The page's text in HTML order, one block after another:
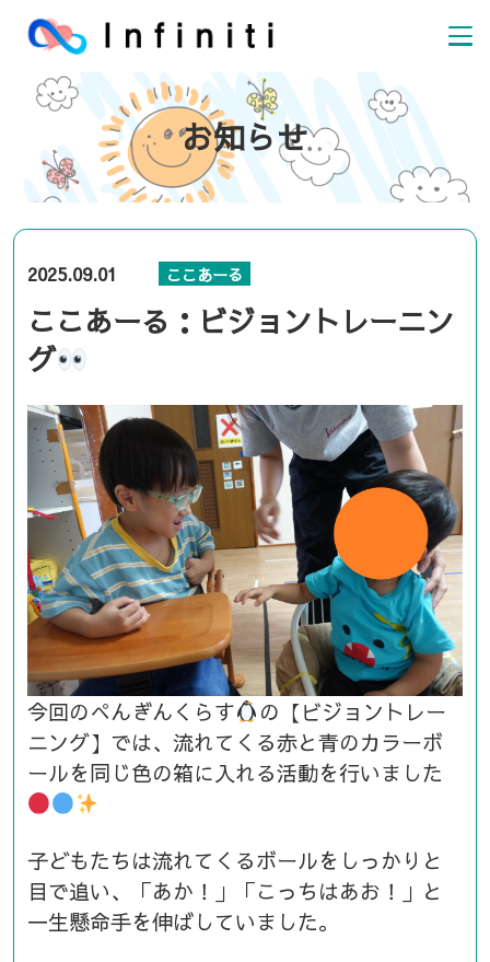
お知らせ
2025.09.01 ここあーる
ここあーる：ビジョントレーニン
グ
今回のぺんぎんくらす
の【ビジョントレー
ニング】では、流れてくる赤と青のカラーボ
ールを同じ色の箱に入れる活動を行いました
子どもたちは流れてくるボールをしっかりと
目で追い、「あか！」「こっちはあお！」と
一生懸命手を伸ばしていました。